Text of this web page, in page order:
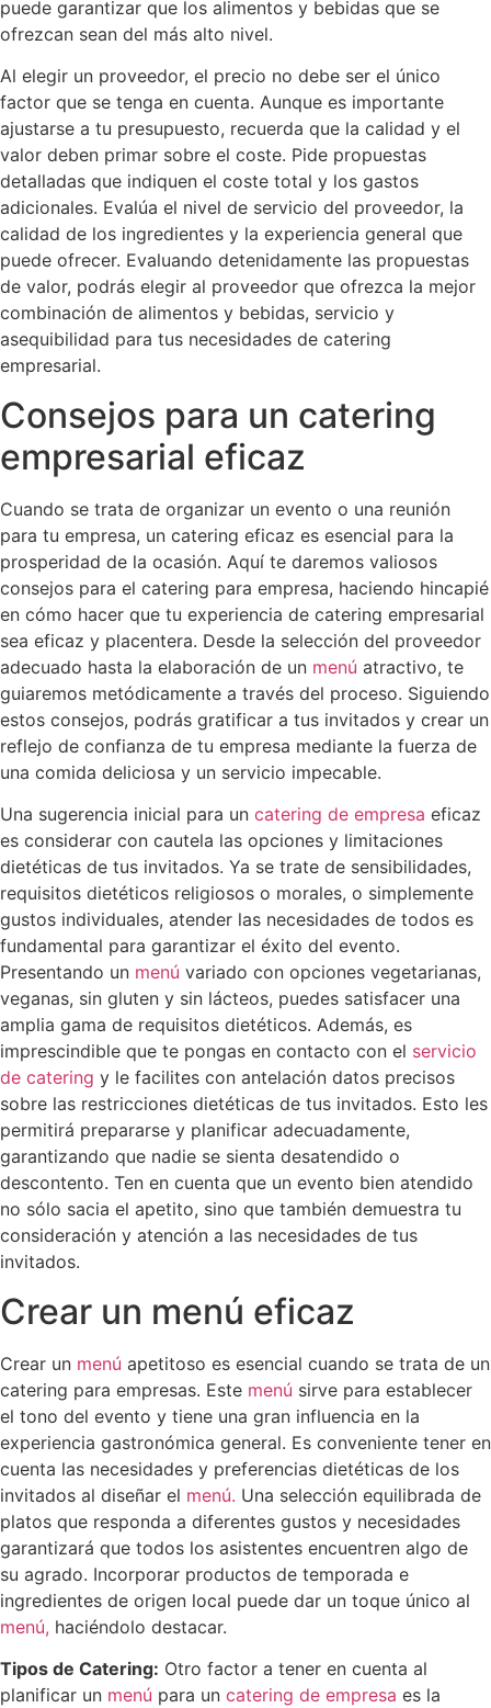
puede garantizar que los alimentos y bebidas que se
ofrezcan sean del más alto nivel.
Al elegir un proveedor, el precio no debe ser el único
factor que se tenga en cuenta. Aunque es importante
ajustarse a tu presupuesto, recuerda que la calidad y el
valor deben primar sobre el coste. Pide propuestas
detalladas que indiquen el coste total y los gastos
adicionales. Evalúa el nivel de servicio del proveedor, la
calidad de los ingredientes y la experiencia general que
puede ofrecer. Evaluando detenidamente las propuestas
de valor, podrás elegir al proveedor que ofrezca la mejor
combinación de alimentos y bebidas, servicio y
asequibilidad para tus necesidades de catering
empresarial.
Consejos para un catering
empresarial eficaz
Cuando se trata de organizar un evento o una reunión
para tu empresa, un catering eficaz es esencial para la
prosperidad de la ocasión. Aquí te daremos valiosos
consejos para el catering para empresa, haciendo hincapié
en cómo hacer que tu experiencia de catering empresarial
sea eficaz y placentera. Desde la selección del proveedor
adecuado hasta la elaboración de un menú atractivo, te
guiaremos metódicamente a través del proceso. Siguiendo
estos consejos, podrás gratificar a tus invitados y crear un
reflejo de confianza de tu empresa mediante la fuerza de
una comida deliciosa y un servicio impecable.
Una sugerencia inicial para un catering de empresa eficaz
es considerar con cautela las opciones y limitaciones
dietéticas de tus invitados. Ya se trate de sensibilidades,
requisitos dietéticos religiosos o morales, o simplemente
gustos individuales, atender las necesidades de todos es
fundamental para garantizar el éxito del evento.
Presentando un menú variado con opciones vegetarianas,
veganas, sin gluten y sin lácteos, puedes satisfacer una
amplia gama de requisitos dietéticos. Además, es
imprescindible que te pongas en contacto con el servicio
de catering y le facilites con antelación datos precisos
sobre las restricciones dietéticas de tus invitados. Esto les
permitirá prepararse y planificar adecuadamente,
garantizando que nadie se sienta desatendido o
descontento. Ten en cuenta que un evento bien atendido
no sólo sacia el apetito, sino que también demuestra tu
consideración y atención a las necesidades de tus
invitados.
Crear un menú eficaz
Crear un menú apetitoso es esencial cuando se trata de un
catering para empresas. Este menú sirve para establecer
el tono del evento y tiene una gran influencia en la
experiencia gastronómica general. Es conveniente tener en
cuenta las necesidades y preferencias dietéticas de los
invitados al diseñar el menú. Una selección equilibrada de
platos que responda a diferentes gustos y necesidades
garantizará que todos los asistentes encuentren algo de
su agrado. Incorporar productos de temporada e
ingredientes de origen local puede dar un toque único al
menú, haciéndolo destacar.
Tipos de Catering: Otro factor a tener en cuenta al
planificar un menú para un catering de empresa es la